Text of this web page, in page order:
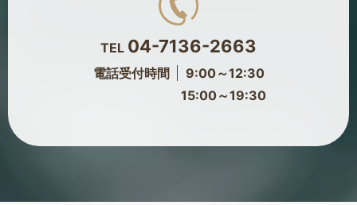
TEL 04-7136-2663
電話受付時間
9:00～12:30
15:00～19:30